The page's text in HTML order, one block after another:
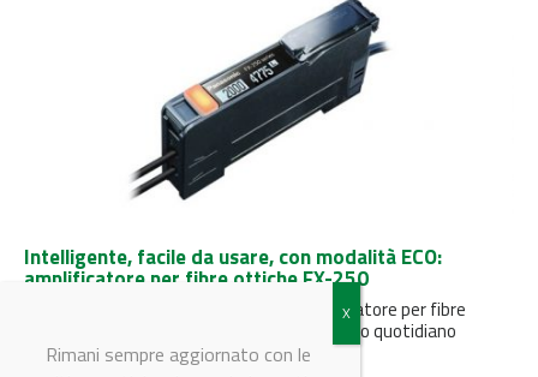
Intelligente, facile da usare, con modalità ECO:
amplificatore per fibre ottiche FX-250
Panasonic Industry lancia un nuovo amplificatore per fibre
ottiche che semplifica notevolmente il lavoro quotidiano
nell’automazione industriale.
Rimani sempre aggiornato con le